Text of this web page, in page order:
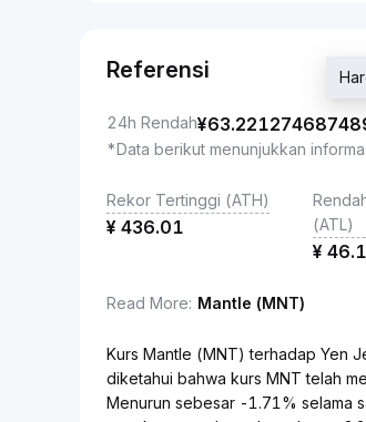
Referensi
24h Rendah¥
*Data berikut menunjukkan
Rekor Tertinggi (ATH)
¥ 436.01
(ATL)
¥
Read More: Mantle (MNT)
Kurs Mantle (MNT) terhadap Yen
diketahui bahwa kurs MNT telah
Menurun sebesar -1.71% selama